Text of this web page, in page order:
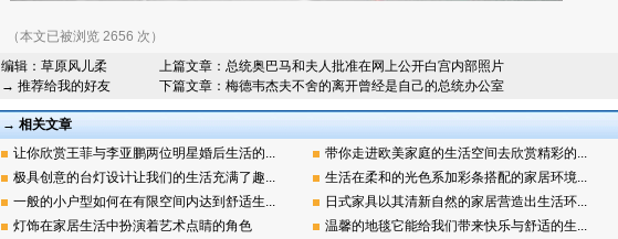
（本文已被浏览 2656 次）
编辑： 草原风儿柔
→ 推荐给我的好友
上篇文章： 总统奥巴马和夫人批准在网上公开白宫内部照片
下篇文章： 梅德韦杰夫不舍的离开曾经是自己的总统办公室
→ 相关文章
让你欣赏王菲与李亚鹏两位明星婚后生活的...
带你走进欧美家庭的生活空间去欣赏精彩的...
极具创意的台灯设计让我们的生活充满了趣...
生活在柔和的光色系加彩条搭配的家居环境...
一般的小户型如何在有限空间内达到舒适生...
日式家具以其清新自然的家居营造出生活环...
灯饰在家居生活中扮演着艺术点睛的角色
温馨的地毯它能给我们带来快乐与舒适的生...